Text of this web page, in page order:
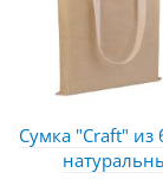
Сумка "Craft" из